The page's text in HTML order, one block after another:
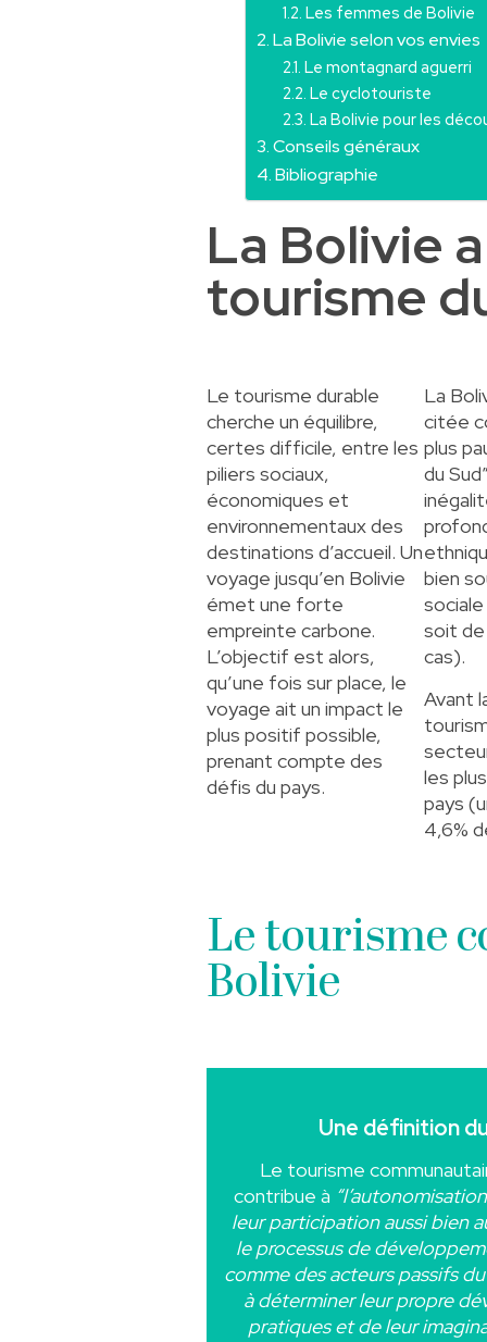
Les femmes de Bolivie
La Bolivie selon vos envies
Le montagnard aguerri
Le cyclotouriste
La Bolivie pour les
Conseils généraux
Bibliographie
La Bolivie
tourisme
Le tourisme durable
cherche un équilibre,
certes difficile, entre les
piliers sociaux,
économiques et
environnementaux des
destinations d’accueil. Un
voyage jusqu’en Bolivie
émet une forte
empreinte carbone.
L’objectif est alors,
qu’une fois sur place, le
voyage ait un impact le
plus positif possible,
prenant compte des
défis du pays.
La
citée
plus
du
bien
soit de
cas).
Avant
les
pays
4,6%
Le tourisme
Bolivie
Une définition
Le tourisme
contribue à
leur participation aussi bien
le processus de
comme des acteurs passifs
à déterminer leur propre
pratiques et de leur